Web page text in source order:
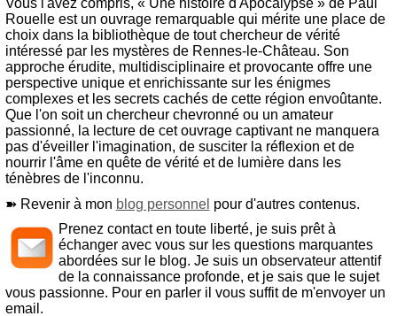
Vous l'avez compris, « Une histoire d'Apocalypse » de Paul
Rouelle est un ouvrage remarquable qui mérite une place de
choix dans la bibliothèque de tout chercheur de vérité
intéressé par les mystères de Rennes-le-Château. Son
approche érudite, multidisciplinaire et provocante offre une
perspective unique et enrichissante sur les énigmes
complexes et les secrets cachés de cette région envoûtante.
Que l'on soit un chercheur chevronné ou un amateur
passionné, la lecture de cet ouvrage captivant ne manquera
pas d'éveiller l'imagination, de susciter la réflexion et de
nourrir l'âme en quête de vérité et de lumière dans les
ténèbres de l'inconnu.
➽ Revenir à mon blog personnel pour d'autres contenus.
Prenez contact en toute liberté, je suis prêt à
échanger avec vous sur les questions marquantes
abordées sur le blog. Je suis un observateur attentif
de la connaissance profonde, et je sais que le sujet
vous passionne. Pour en parler il vous suffit de m'envoyer un
email.